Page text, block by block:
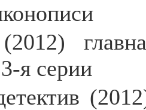
я серии